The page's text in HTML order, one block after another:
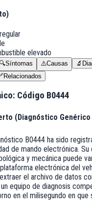
elevado
🔍Síntomas ⚠️Causas 🔬
Relacionados
Código B0444
(Diagnóstico Genérico
B0444 ha sido
de mando electrónica.
y mecánica puede
electrónica del
el archivo de datos
equipo de diagnosis
en el milisegundo en que